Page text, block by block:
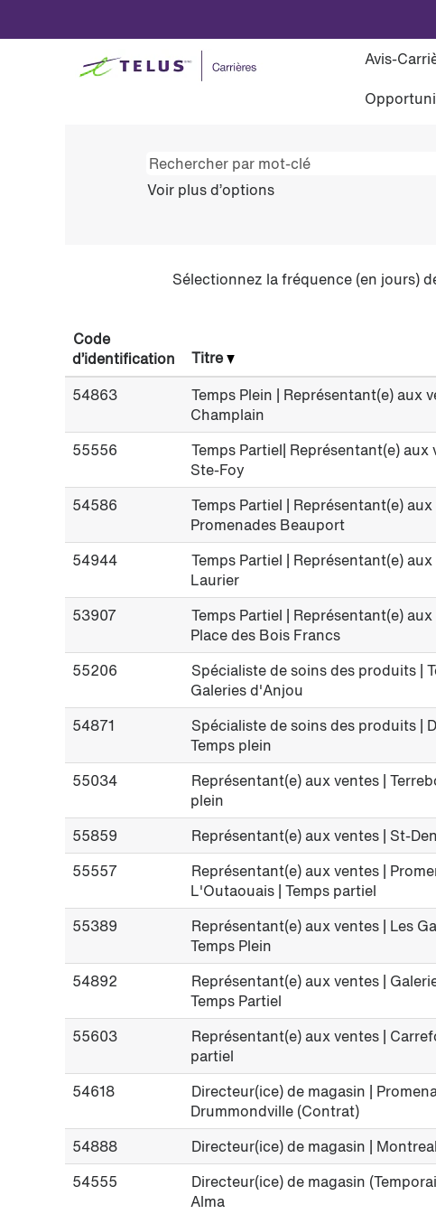
Avis-
FR
Voir plus d’options
Sélectionnez la fréquence (en jours)
Code
d’identification
Titre
54863
Temps Plein | Représentant(e) aux
Champlain
55556
Temps Partiel| Représentant(e) aux
Ste-Foy
54586
Temps Partiel | Représentant(e)
Promenades Beauport
54944
Temps Partiel | Représentant(e)
Laurier
53907
Temps Partiel | Représentant(e)
Place des Bois Francs
55206
Spécialiste de soins des produits |
Galeries d'Anjou
54871
Spécialiste de soins des produits |
Temps plein
55034
Représentant(e) aux ventes |
plein
55859 Représentant(e) aux ventes | St-
55557
Représentant(e) aux ventes |
L'Outaouais | Temps partiel
55389
Représentant(e) aux ventes | Les
Temps Plein
54892
Représentant(e) aux ventes |
Temps Partiel
55603
Représentant(e) aux ventes |
partiel
54618
Directeur(ice) de magasin |
Drummondville (Contrat)
54888 Directeur(ice) de magasin |
54555
Directeur(ice) de magasin
Alma